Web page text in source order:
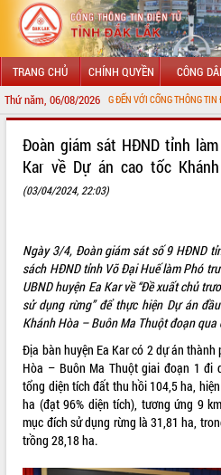
TRANG CHỦ CHÍNH QUYỀN CÔNG
Thứ năm, 06/08/2026
CHÀO MỪNG ĐẾN VỚI CỔNG THÔNG TIN ĐIỆN TỬ
LÃNH ĐẠO UBND TỈNH
SỞ, BAN, NGÀNH
UBND CÁC XÃ, PHƯỜNG
THÔNG TIN CHỈ ĐẠO ĐIỀU HÀNH
HỆ THỐNG VĂN BẢN
VĂN BẢN HĐND TỈNH
ĐIỂM TIN VĂN BẢN
QUY HOẠCH - KẾ HOẠCH
Đoàn giám sát HĐND tỉnh
Kar về Dự án cao tốc
(03/04/2024, 22:03)
Ngày 3/4, Đoàn giám sát số 9 HĐND
sách HĐND tỉnh Võ Đại Huế làm Phó
UBND huyện Ea Kar về “Đề xuất chủ
sử dụng rừng” để thực hiện Dự án
Khánh Hòa – Buôn Ma Thuột đoạn qua
Địa bàn huyện Ea Kar có 2 dự án
Hòa – Buôn Ma Thuột giai đoạn 1 đi
tổng diện tích đất thu hồi 104,5 ha,
ha (đạt 96% diện tích), tương ứng 9
mục đích sử dụng rừng là 31,81 ha,
trồng 28,18 ha.